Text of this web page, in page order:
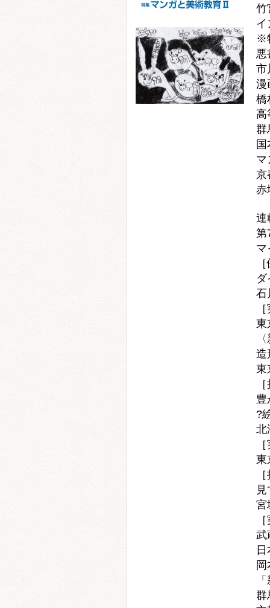
※
悪
漫
橋
高
マ
京
赤
連
第
造
豊
?